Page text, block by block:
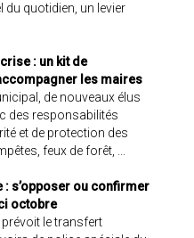
du quotidien, un levier
: un kit de
les maires
de nouveaux élus
des responsabilités
et de protection des
feux de forêt, ...
s’opposer ou confirmer
octobre
prévoit le transfert